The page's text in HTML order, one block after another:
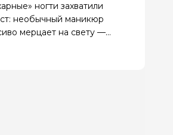
ногти захватили
необычный маникюр
мерцает на свету —